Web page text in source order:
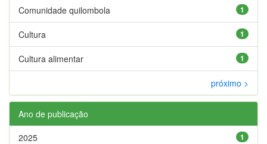
1
Comunidade quilombola
1
Cultura
1
Cultura alimentar
próximo >
Ano de publicação
1
2025